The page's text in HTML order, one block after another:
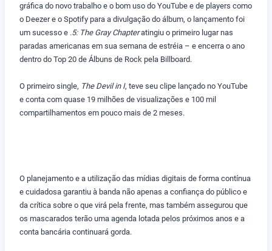
gráfica do novo trabalho e o bom uso do YouTube e de players como
o Deezer e o Spotify para a divulgação do álbum, o lançamento foi
um sucesso e .5: The Gray Chapteratingiu o primeiro lugar nas
paradas americanas em sua semana de estréia – e encerra o ano
dentro do Top 20 de Álbuns de Rock pela Billboard.
O primeiro single, The Devil in I, teve seu clipe lançado no YouTube
e conta com quase 19 milhões de visualizações e 100 mil
compartilhamentos em pouco mais de 2 meses.
O planejamento e a utilização das mídias digitais de forma contínua
e cuidadosa garantiu à banda não apenas a confiança do público e
da crítica sobre o que virá pela frente, mas também assegurou que
os mascarados terão uma agenda lotada pelos próximos anos e a
conta bancária continuará gorda.